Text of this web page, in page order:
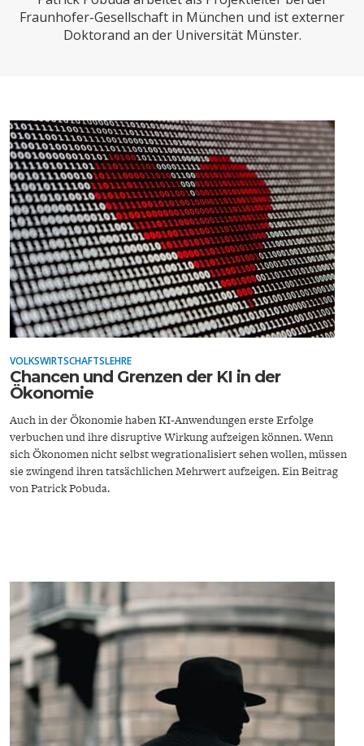
SUCHE
ECONOMISTS FOR FUTURE
CIRCULAR ECONOMY
DEUTSCHLAND
ENERGIE & UMWELT
ENTWICKLUNGSPOLITIK
Fraunhofer-Gesellschaft in München und ist externer
Doktorand an der Universität Münster.
VOLKSWIRTSCHAFTSLEHRE
Chancen und Grenzen der KI in der
Ökonomie
Auch in der Ökonomie haben KI-Anwendungen erste Erfolge
verbuchen und ihre disruptive Wirkung aufzeigen können. Wenn
sich Ökonomen nicht selbst wegrationalisiert sehen wollen, müssen
sie zwingend ihren tatsächlichen Mehrwert aufzeigen. Ein Beitrag
von Patrick Pobuda.